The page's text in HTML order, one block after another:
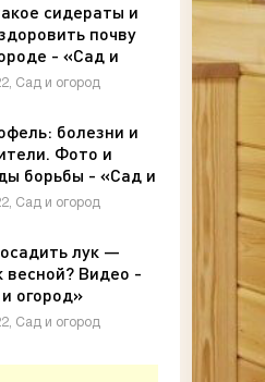
сидераты и
почву
- «Сад и
Сад и огород
болезни и
Фото и
борьбы - «Сад и
Сад и огород
лук —
весной? Видео -
огород»
Сад и огород